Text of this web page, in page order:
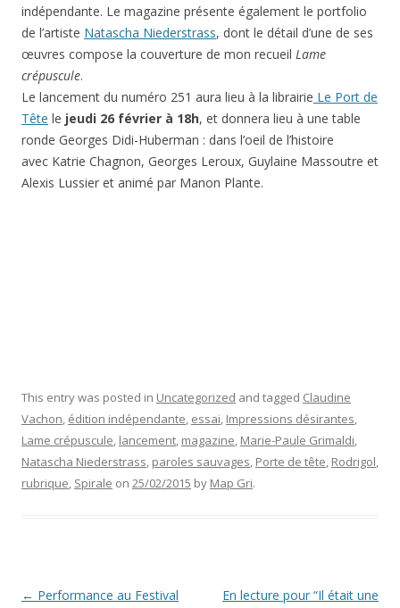
indépendante. Le magazine présente également le portfolio
de l’artiste Natascha Niederstrass, dont le détail d’une de ses
œuvres compose la couverture de mon recueil Lame
crépuscule.
Le lancement du numéro 251 aura lieu à la librairie Le Port de
Tête le jeudi 26 février à 18h, et donnera lieu à une table
ronde Georges Didi-Huberman : dans l’oeil de l’histoire
avec Katrie Chagnon, Georges Leroux, Guylaine Massoutre et
Alexis Lussier et animé par Manon Plante.
This entry was posted in Uncategorized and tagged Claudine
Vachon, édition indépendante, essai, Impressions désirantes,
Lame crépuscule, lancement, magazine, Marie-Paule Grimaldi,
Natascha Niederstrass, paroles sauvages, Porte de tête, Rodrigol,
rubrique, Spirale on 25/02/2015 by Map Gri.
Post navigation
← Performance au Festival
En lecture pour “Il était une